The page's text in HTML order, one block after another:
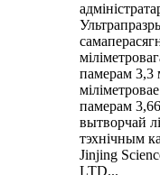
памерам 3,3
памерам
вытворчай
тэхнічным
Jinjing
LTD...